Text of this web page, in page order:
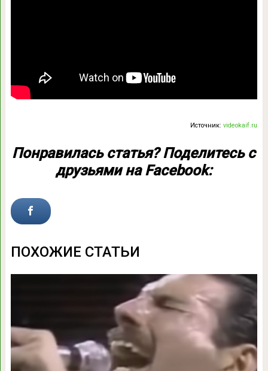
Источник:videokaif.ru
Понравилась статья? Поделитесь с
друзьями на Facebook:
ПОХОЖИЕ СТАТЬИ